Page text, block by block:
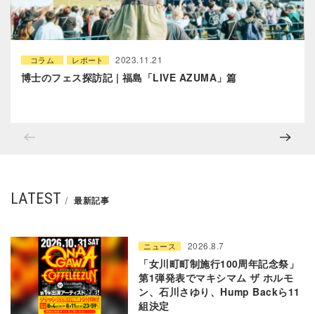
コラム レポート 2023.11.21
博士のフェス探訪記 | 福島「LIVE AZUMA」篇
LATEST 最新記事
ニュース 2026.8.7
「女川町町制施行100周年記念祭」
第1弾発表でマキシマム ザ ホルモ
ン、石川さゆり、Hump Backら11
組決定